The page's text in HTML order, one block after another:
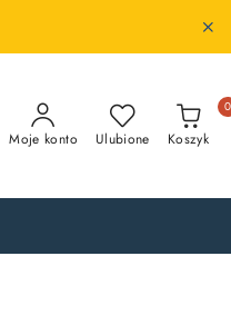
Moje konto Ulubione Koszyk
0